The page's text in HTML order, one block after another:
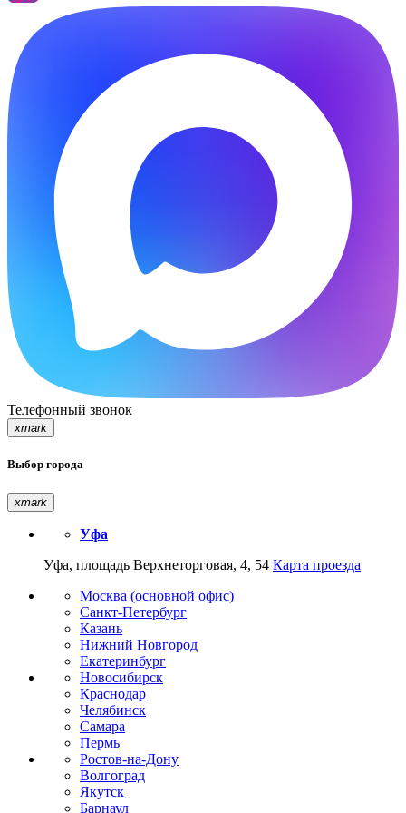
Телефонный звонок
xmark
Выбор города
xmark
Уфа
Уфа, площадь Верхнеторговая, 4, 54 Карта проезда
Москва (основной офис)
Санкт-Петербург
Казань
Нижний Новгород
Екатеринбург
Новосибирск
Краснодар
Челябинск
Самара
Пермь
Ростов-на-Дону
Волгоград
Якутск
Барнаул